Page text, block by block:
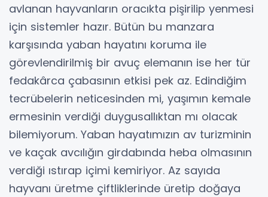
avlanan hayvanların oracıkta pişirilip yenmesi
için sistemler hazır. Bütün bu manzara
karşısında yaban hayatını koruma ile
görevlendirilmiş bir avuç elemanın ise her tür
fedakârca çabasının etkisi pek az. Edindiğim
tecrübelerin neticesinden mi, yaşımın kemale
ermesinin verdiği duygusallıktan mı olacak
bilemiyorum. Yaban hayatımızın av turizminin
ve kaçak avcılığın girdabında heba olmasının
verdiği ıstırap içimi kemiriyor. Az sayıda
hayvanı üretme çiftliklerinde üretip doğaya